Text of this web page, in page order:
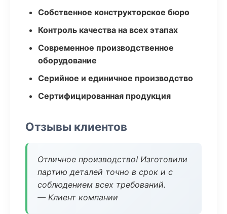
Собственное конструкторское бюро
Контроль качества на всех этапах
Современное производственное
оборудование
Серийное и единичное производство
Сертифицированная продукция
Отзывы клиентов
Отличное производство! Изготовили
партию деталей точно в срок и с
соблюдением всех требований.
— Клиент компании